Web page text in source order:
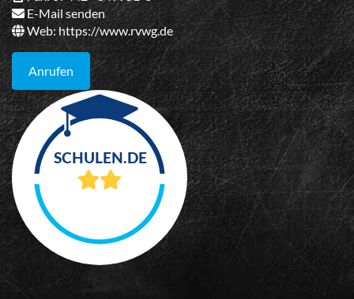
E-Mail senden
Web:https://www.rvwg.de
Anrufen